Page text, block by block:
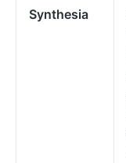
Synthesia